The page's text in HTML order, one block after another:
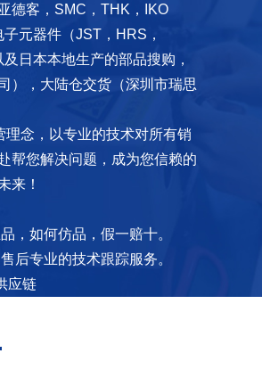
德客，SMC，THK，IKO
元器件（JST，HRS，
日本本地生产的部品搜购，
），大陆仓交货（深圳市瑞思
理念，以专业的技术对所有销
帮您解决问题，成为您信赖的
来！
如何仿品，假一赔十。
专业的技术跟踪服务。
应链